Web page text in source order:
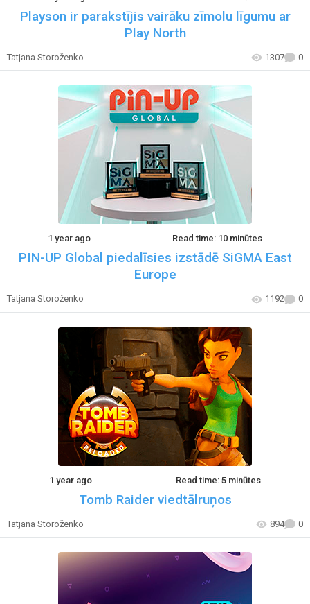
Playson ir parakstījis vairāku zīmolu līgumu ar
Play North
Tatjana Storoženko 1307 0
1 year ago Read time: 10 minūtes
PIN-UP Global piedalīsies izstādē SiGMA East
Europe
Tatjana Storoženko 1192 0
1 year ago Read time: 5 minūtes
Tomb Raider viedtālruņos
Tatjana Storoženko 894 0